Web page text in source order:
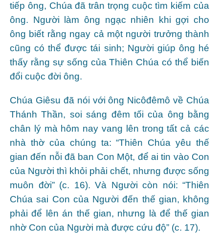
tiếp ông, Chúa đã trân trọng cuộc tìm kiếm của
ông. Người làm ông ngạc nhiên khi gợi cho
ông biết rằng ngay cả một người trưởng thành
cũng có thể được tái sinh; Người giúp ông hé
thấy rằng sự sống của Thiên Chúa có thể biến
đổi cuộc đời ông.
Chúa Giêsu đã nói với ông Nicôđêmô về Chúa
Thánh Thần, soi sáng đêm tối của ông bằng
chân lý mà hôm nay vang lên trong tất cả các
nhà thờ của chúng ta: “Thiên Chúa yêu thế
gian đến nỗi đã ban Con Một, để ai tin vào Con
của Người thì khỏi phải chết, nhưng được sống
muôn đời” (c. 16). Và Người còn nói: “Thiên
Chúa sai Con của Người đến thế gian, không
phải để lên án thế gian, nhưng là để thế gian
nhờ Con của Người mà được cứu độ” (c. 17).